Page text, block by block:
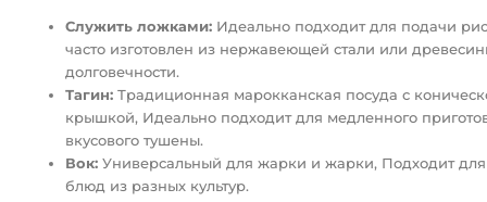
Служить ложками: Идеально подходит для подачи
часто изготовлен из нержавеющей стали или
долговечности.
Тагин: Традиционная марокканская посуда с
крышкой, Идеально подходит для медленного
вкусового тушены.
Вок: Универсальный для жарки и жарки, Подходит
блюд из разных культур.